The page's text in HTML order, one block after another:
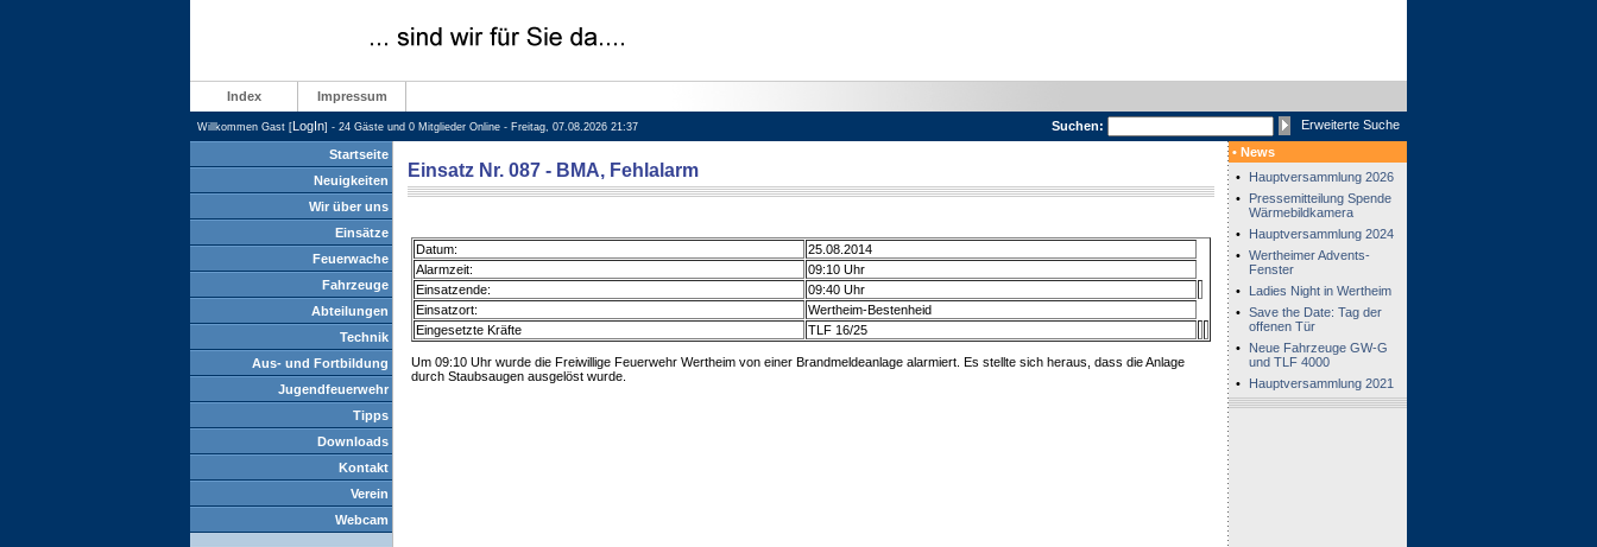
Index Impressum
Willkommen Gast [LogIn] - 24 Gäste und 0 Mitglieder Online - Freitag, 07.08.2026 21:37 Suchen: Erweiterte Suche
Startseite
Neuigkeiten
Wir über uns
Einsätze
Feuerwache
Fahrzeuge
Abteilungen
Technik
Aus- und Fortbildung
Jugendfeuerwehr
Tipps
Downloads
Kontakt
Verein
Webcam
Einsatz Nr. 087 - BMA, Fehlalarm
Datum:
25.08.2014
Alarmzeit:
09:10 Uhr
Einsatzende:
09:40 Uhr
Einsatzort:
Wertheim-Bestenheid
Eingesetzte Kräfte
TLF 16/25
Um 09:10 Uhr wurde die Freiwillige Feuerwehr Wertheim von einer Brandmeldeanlage alarmiert. Es stellte sich heraus, dass die Anlage
durch Staubsaugen ausgelöst wurde.
• News
•
Hauptversammlung 2026
•
Pressemitteilung Spende
Wärmebildkamera
•
Hauptversammlung 2024
• Wertheimer Advents-
Fenster
•
Ladies Night in Wertheim
• Save the Date: Tag der
offenen Tür
•
Neue Fahrzeuge GW-G
und TLF 4000
•
Hauptversammlung 2021